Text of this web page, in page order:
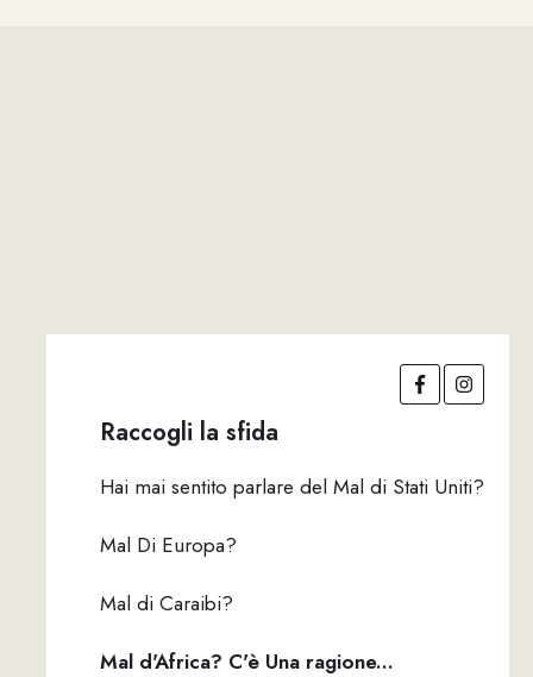
Raccogli la sfida
Hai mai sentito parlare del Mal di Stati Uniti?
Mal Di Europa?
Mal di Caraibi?
Mal d'Africa? C'è Una ragione...